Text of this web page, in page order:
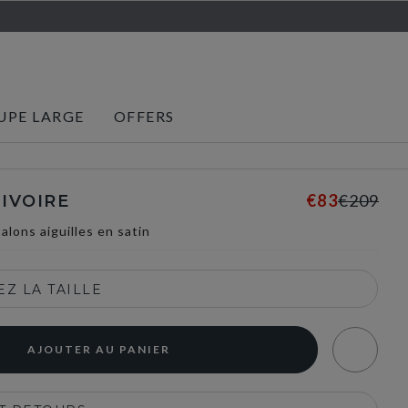
LARGE OFFERS
aiguilles en satin
€83€209
LA TAILLE
AJOUTER AU PANIER